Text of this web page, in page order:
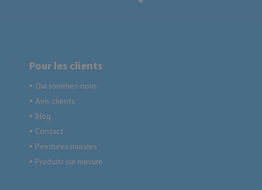
Pour les clients
● Qui sommes-nous
● Avis clients
● Blog
● Contact
● Peintures murales
● Produits sur mesure